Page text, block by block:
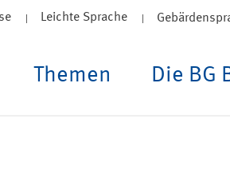
Leichte Sprache
Themen Die BG